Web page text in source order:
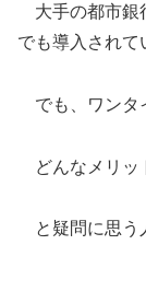
大手の都市銀
でも導入されて
でも、ワンタ
どんなメリッ
と疑問に思う